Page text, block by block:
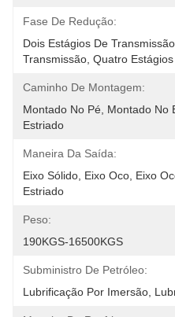
Fase De Redução:
Dois Estágios De
Transmissão, Quatro
Caminho De Montagem:
Montado No Pé, Montado No
Estriado
Maneira Da Saída:
Eixo Sólido, Eixo Oco, Eixo
Estriado
Peso:
190KGS-16500KGS
Subministro De Petróleo:
Lubrificação Por Imersão,